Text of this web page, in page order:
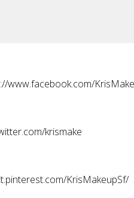
www.facebook.com/
krismake
KrisMakeupSf/